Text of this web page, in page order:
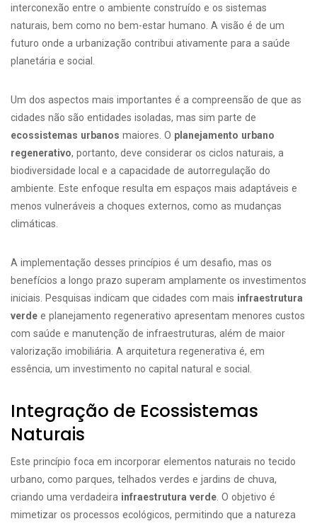
interconexão entre o ambiente construído e os sistemas
naturais, bem como no bem-estar humano. A visão é de um
futuro onde a urbanização contribui ativamente para a saúde
planetária e social.
Um dos aspectos mais importantes é a compreensão de que as
cidades não são entidades isoladas, mas sim parte de
ecossistemas urbanos maiores. O planejamento urbano
regenerativo, portanto, deve considerar os ciclos naturais, a
biodiversidade local e a capacidade de autorregulação do
ambiente. Este enfoque resulta em espaços mais adaptáveis e
menos vulneráveis a choques externos, como as mudanças
climáticas.
A implementação desses princípios é um desafio, mas os
benefícios a longo prazo superam amplamente os investimentos
iniciais. Pesquisas indicam que cidades com mais infraestrutura
verde e planejamento regenerativo apresentam menores custos
com saúde e manutenção de infraestruturas, além de maior
valorização imobiliária. A arquitetura regenerativa é, em
essência, um investimento no capital natural e social.
Integração de Ecossistemas
Naturais
Este princípio foca em incorporar elementos naturais no tecido
urbano, como parques, telhados verdes e jardins de chuva,
criando uma verdadeira infraestrutura verde . O objetivo é
mimetizar os processos ecológicos, permitindo que a natureza